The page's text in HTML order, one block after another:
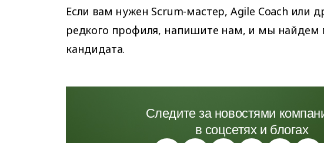
Если вам нужен Scrum-мастер, Agile Coach или
редкого профиля, напишите нам, и мы найдем
кандидата.
Следите за новостями
в соцсетях и блогах